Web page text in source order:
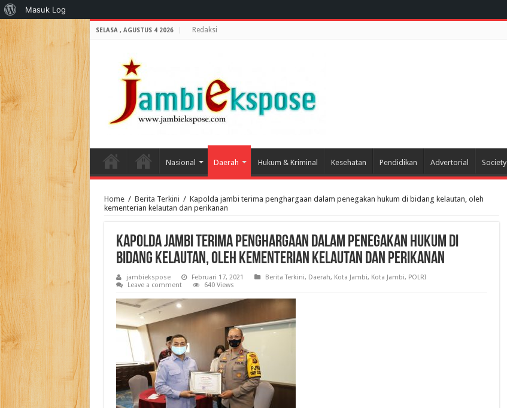
SELASA , AGUSTUS 4 2026 Redaksi
Nasional Daerah Hukum & Kriminal Kesehatan Pendidikan Advertorial Society
Home / Berita Terkini / Kapolda jambi terima penghargaan dalam penegakan hukum di bidang kelautan, oleh
kementerian kelautan dan perikanan
Kapolda jambi terima penghargaan dalam penegakan hukum di
bidang kelautan, oleh kementerian kelautan dan perikanan
jambiekspose Februari 17, 2021 Berita Terkini, Daerah, Kota Jambi, Kota Jambi, POLRI
Leave a comment
640 Views
Tentang
WordPress
Masuk Log